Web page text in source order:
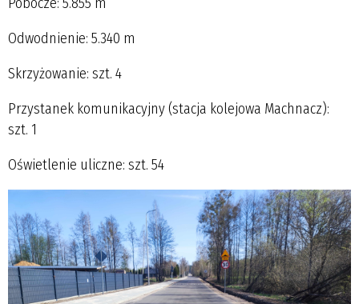
Odwodnienie: 5.340 m
Skrzyżowanie: szt. 4
Przystanek komunikacyjny (stacja kolejowa Machnacz):
szt. 1
Oświetlenie uliczne: szt. 54